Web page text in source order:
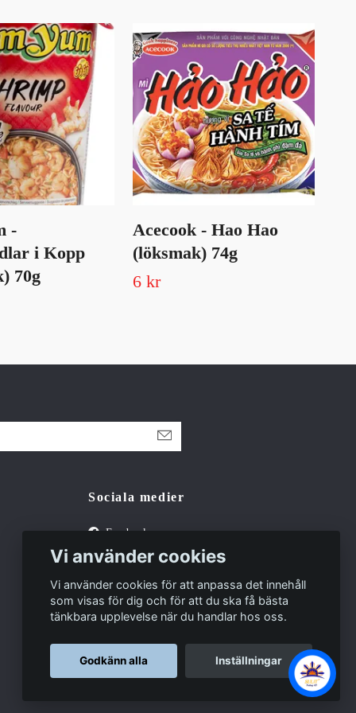
-
i Kopp
70g
Acecook - Hao Hao
(löksmak) 74g
6 kr
Sociala medier
Facebook
Tiktok
Vi använder cookies
Vi använder cookies för att anpassa det innehåll
som visas för dig och för att du ska få bästa
tänkbara upplevelse när du handlar hos oss.
Godkänn alla Inställningar